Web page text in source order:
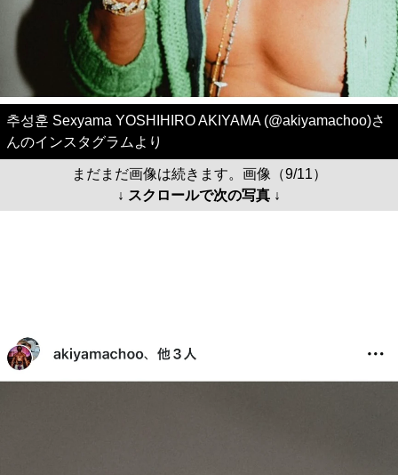
추성훈 Sexyama YOSHIHIRO AKIYAMA (@akiyamachoo)さ
んのインスタグラムより
まだまだ画像は続きます。画像（9/11）
↓ スクロールで次の写真 ↓